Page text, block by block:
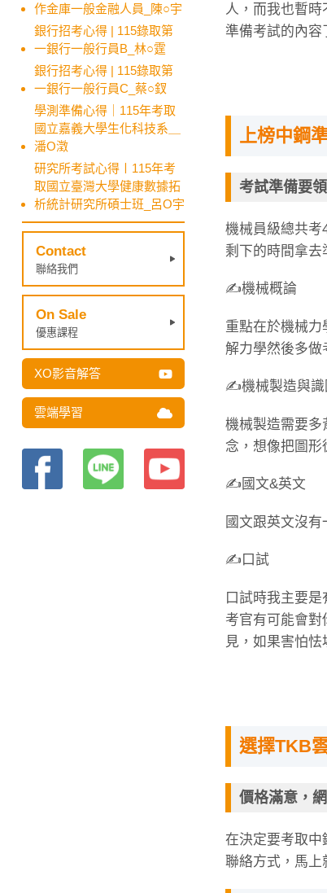
作金庫一般金融人員_陳○宇
銀行招考心得 | 115錄取第
一銀行一般行員B_林○霆
銀行招考心得 | 115錄取第
一銀行一般行員C_蔡○釵
學測準備心得｜115年考取
國立嘉義大學生化科技系＿
潘O澂
研究所考試心得〡115年考
取國立臺灣大學健康數據拓
析統計研究所碩士班_呂O宇
Contact
聯絡我們
On Sale
優惠課程
XO影音解答
雲端學習
人，而我也暫
準備考試的內容
上榜中鋼
考試準備要領
機械員級總共考
剩下的時間拿去
✍️機械概論
重點在於機械
解力學然後多做
✍️機械製造與識
機械製造需要多
念，想像把圖形
✍️國文&英文
國文跟英文沒
✍️口試
口試時我主要
考官有可能會
見，如果害怕
選擇TKB
價格滿意，
在決定要考取中
聯絡方式，馬上